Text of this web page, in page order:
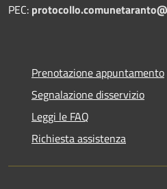
PEC:
Prenotazione appuntamento
Segnalazione disservizio
Leggi le FAQ
Richiesta assistenza